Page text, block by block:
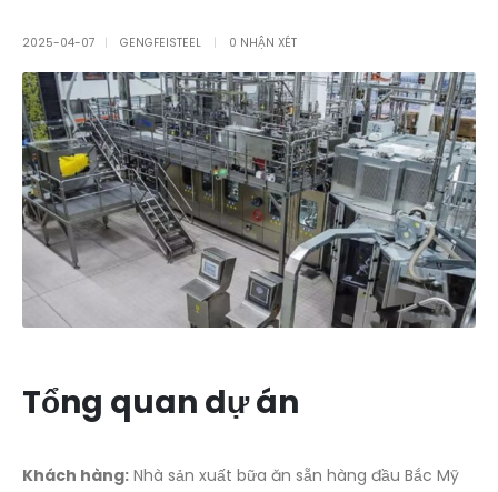
2025-04-07 GENGFEISTEEL 0 NHẬN XÉT
Tổng quan dự án
Khách hàng: Nhà sản xuất bữa ăn sẵn hàng đầu Bắc Mỹ